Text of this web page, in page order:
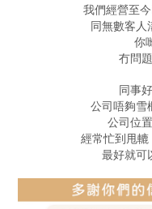
我們經營至
同無數客人
你
冇問
同事
公司唔夠雪
公司位
經常忙到甩
最好就可